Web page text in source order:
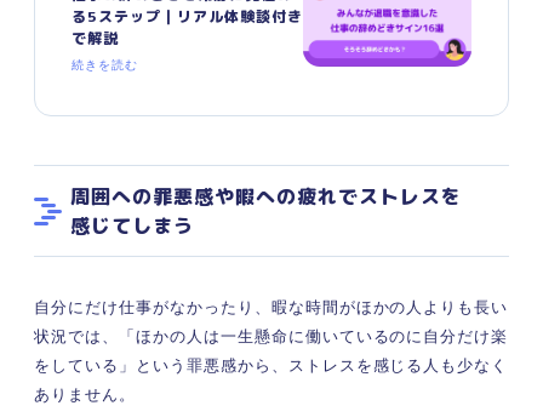
る5ステップ｜リアル体験談付き
で解説
続きを読む
周囲への罪悪感や暇への疲れでストレスを
感じてしまう
自分にだけ仕事がなかったり、暇な時間がほかの人よりも長い
状況では、「ほかの人は一生懸命に働いているのに自分だけ楽
をしている」という罪悪感から、ストレスを感じる人も少なく
ありません。